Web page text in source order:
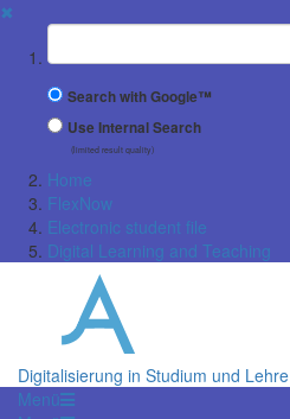
✖
Suchbegriff
Search with Google™
Use Internal Search
(limited result quality)
Home
FlexNow
Electronic student file
Digital Learning and Teaching
Digitalisierung in Studium und Lehre
Menü